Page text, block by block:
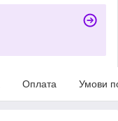
Оплата Умови